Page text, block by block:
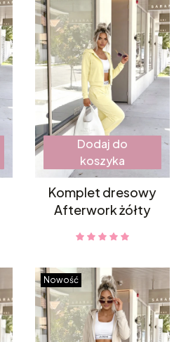
Dodaj do
koszyka
Komplet dresowy
Afterwork żółty
Nowość